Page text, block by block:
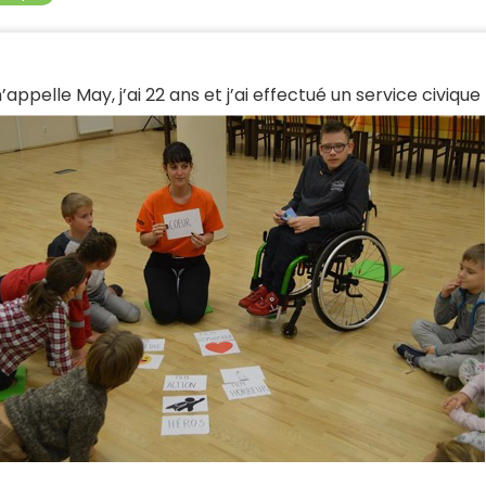
May, j’ai 22 ans et j’ai effectué un service civique